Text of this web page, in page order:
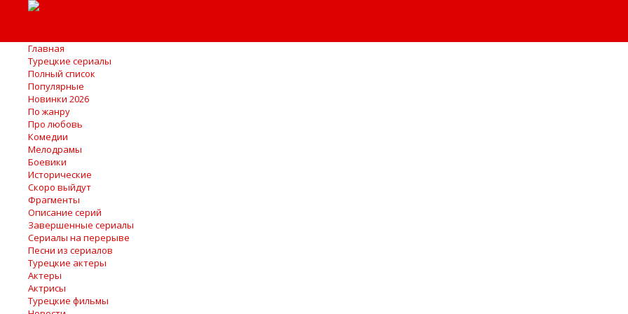
Главная
Турецкие сериалы
Полный список
Популярные
Новинки 2026
По жанру
Про любовь
Комедии
Мелодрамы
Боевики
Исторические
Скоро выйдут
Фрагменты
Описание серий
Завершенные сериалы
Сериалы на перерыве
Песни из сериалов
Турецкие актеры
Актеры
Актрисы
Турецкие фильмы